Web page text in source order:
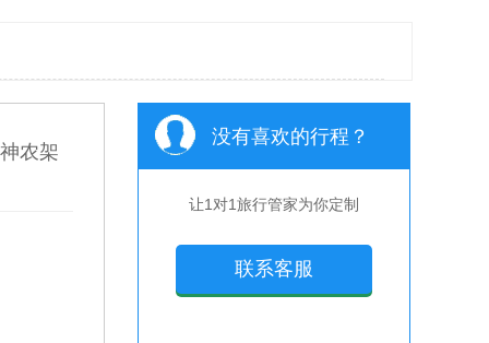
农架
没有喜欢的行程？
让1对1旅行管家为你定制
联系客服